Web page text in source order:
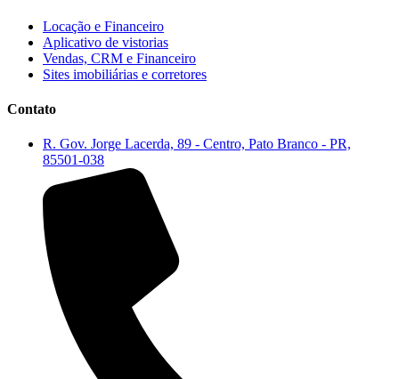
Locação e Financeiro
Aplicativo de vistorias
Vendas, CRM e Financeiro
Sites imobiliárias e corretores
Contato
R. Gov. Jorge Lacerda, 89 - Centro, Pato Branco - PR,
85501-038